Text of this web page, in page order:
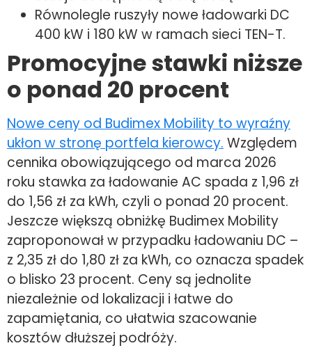
Równolegle ruszyły nowe ładowarki DC
400 kW i 180 kW w ramach sieci TEN-T.
Promocyjne stawki niższe
o ponad 20 procent
Nowe ceny od Budimex Mobility to wyraźny
ukłon w stronę portfela kierowcy. Względem
cennika obowiązującego od marca 2026
roku stawka za ładowanie AC spada z 1,96 zł
do 1,56 zł za kWh, czyli o ponad 20 procent.
Jeszcze większą obniżkę Budimex Mobility
zaproponował w przypadku ładowaniu DC –
z 2,35 zł do 1,80 zł za kWh, co oznacza spadek
o blisko 23 procent. Ceny są jednolite
niezależnie od lokalizacji i łatwe do
zapamiętania, co ułatwia szacowanie
kosztów dłuższej podróży.